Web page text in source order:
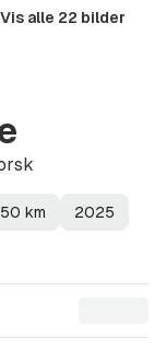
Vis alle 22 bilder
km 2025